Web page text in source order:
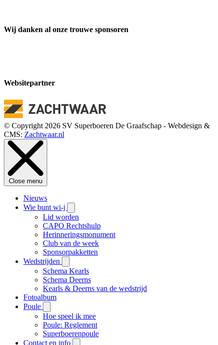
Wij danken al onze trouwe sponsoren
Websitepartner
© Copyright 2026 SV Superboeren De Graafschap - Webdesign &
CMS: Zachtwaar.nl
Close menu
Nieuws
Wie bunt wi-j
Lid worden
CAPO Rechtshulp
Herinneringsmonument
Club van de week
Sponsorpakketten
Wedstrijden
Schema Kearls
Schema Deerns
Kearls & Deerns van de wedstrijd
Fotoalbum
Poule
Hoe speel ik mee
Poule: Reglement
Superboerenpoule
Contact en info